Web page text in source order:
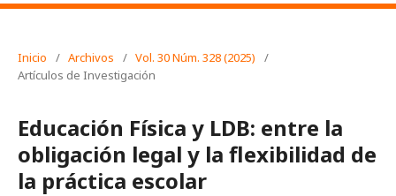
Inicio / Archivos / Vol. 30 Núm. 328 (2025)
/
Artículos de Investigación
Educación Física y LDB: entre la
obligación legal y la flexibilidad de
la práctica escolar